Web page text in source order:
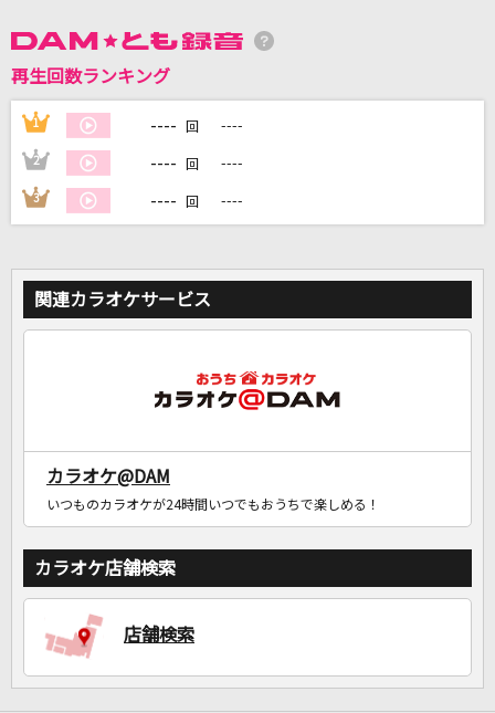
再生回数ランキング
1 ---- 回 ----
2 ---- 回 ----
3 ---- 回 ----
関連カラオケサービス
カラオケ@DAM
いつものカラオケが24時間いつでもおうちで楽しめる！
カラオケ店舗検索
店舗検索